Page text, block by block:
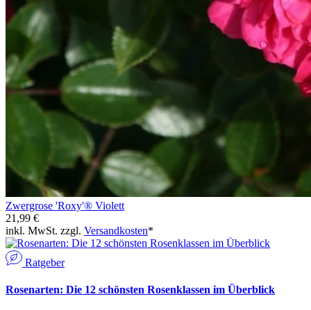
Zwergrose 'Roxy'® Violett
21,99 €
inkl. MwSt. zzgl. Versandkosten*
Ratgeber
Rosenarten: Die 12 schönsten Rosenklassen im Überblick